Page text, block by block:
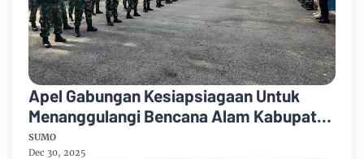
Apel Gabungan Kesiapsiagaan Untuk
Menanggulangi Bencana Alam Kabupaten
Bengkalis
SUMO
Dec 30, 2025